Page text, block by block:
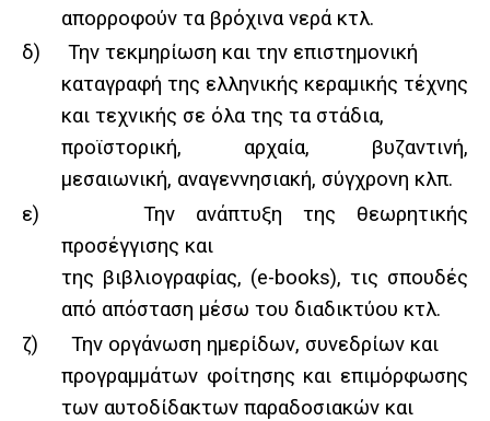
απορροφούν τα βρόχινα νερά κτλ.
δ)
Την τεκμηρίωση και την επιστημονική
καταγραφή της ελληνικής κεραμικής τέχνης
και τεχνικής σε όλα της τα στάδια,
προϊστορική, αρχαία, βυζαντινή,
μεσαιωνική, αναγεννησιακή, σύγχρονη κλπ.
ε)
Την ανάπτυξη της θεωρητικής
προσέγγισης και
της βιβλιογραφίας, (e-books), τις σπουδές
από απόσταση μέσω του διαδικτύου κτλ.
ζ)
Την οργάνωση ημερίδων, συνεδρίων και
προγραμμάτων φοίτησης και επιμόρφωσης
των αυτοδίδακτων παραδοσιακών και